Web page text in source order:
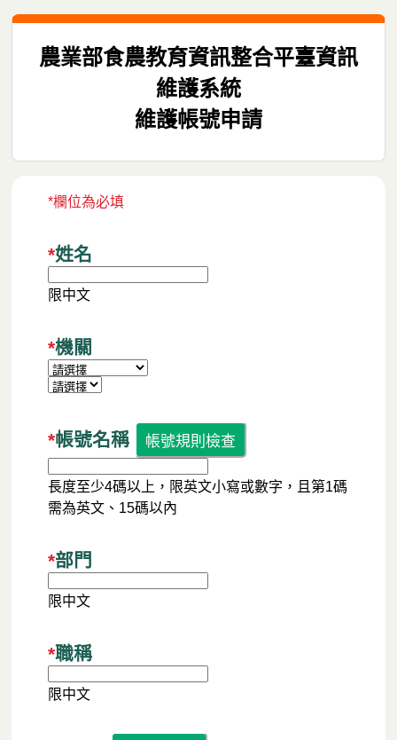
農業部食農教育資訊整合平臺資訊
維護系統
維護帳號申請
*欄位為必填
*姓名
限中文
*機關
*帳號名稱
長度至少4碼以上，限英文小寫或數字，且第1碼
需為英文、15碼以內
*部門
限中文
*職稱
限中文